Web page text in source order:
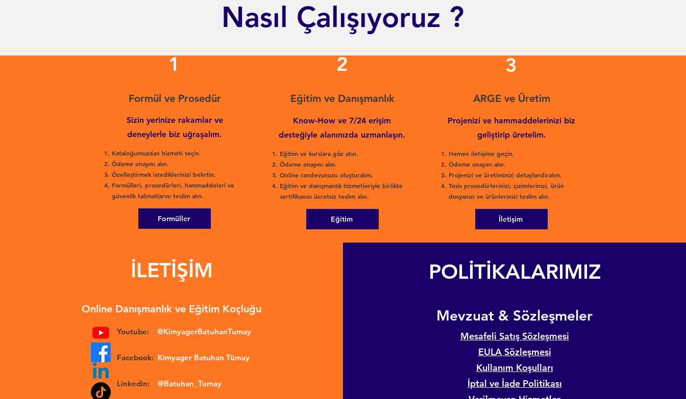
Nasıl Çalışıyoruz ?
1
Formül ve Prosedür
Sizin yerinize rakamlar ve
deneylerle biz uğraşalım.
Kataloğumuzdan hizmeti seçin.
Ödeme onayını alın.
Özelleştirmek istediklerinizi belirtin.
Formülleri, prosedürleri, hammaddeleri ve
güvenlik talimatlarını teslim alın.
Formüller
2
Eğitim ve Danışmanlık
Know-How ve 7/24 erişim
desteğiyle alanınızda uzmanlaşın.
Eğitim ve kurslara göz atın.
Ödeme onayını alın.
Online randevunuzu oluşturalım.
Eğitim ve danışmanlık hizmetleriyle birlikte
sertifikanızı ücretsiz teslim alın.
Eğitim
3
ARGE ve Üretim
Hemen iletişime geçin.
Ödeme onayını alın.
Projenizi ve üretiminizi detaylandıralım.
Tesis prosedürlerinizi, çizimlerinizi, ürün
dosyanızı ve ürünlerinizi teslim alın.
Projenizi ve hammaddelerinizi biz
geliştirip üretelim.
İletişim
İLETİŞİM
Online Danışmanlık ve Eğitim Koçluğu
Youtube: @KimyagerBatuhanTumay
Facebook: Kimyager Batuhan Tümay
Linkedin: @Batuhan_Tumay
POLİTİKALARIMIZ
​Mevzuat & Sözleşmeler
Mesafeli Satış Sözleşmesi
EULA Sözleşmesi
Kullanım Koşulları
İptal ve İade Politikası